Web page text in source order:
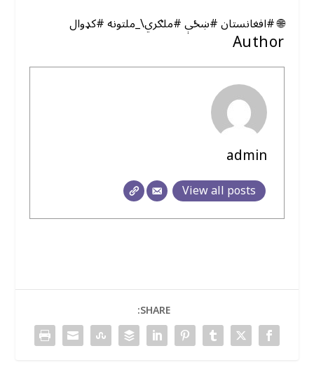
🌐 #افغانستان #ښځې #ملګري\_ملتونه #کډوال
Author
admin
View all posts
SHARE: